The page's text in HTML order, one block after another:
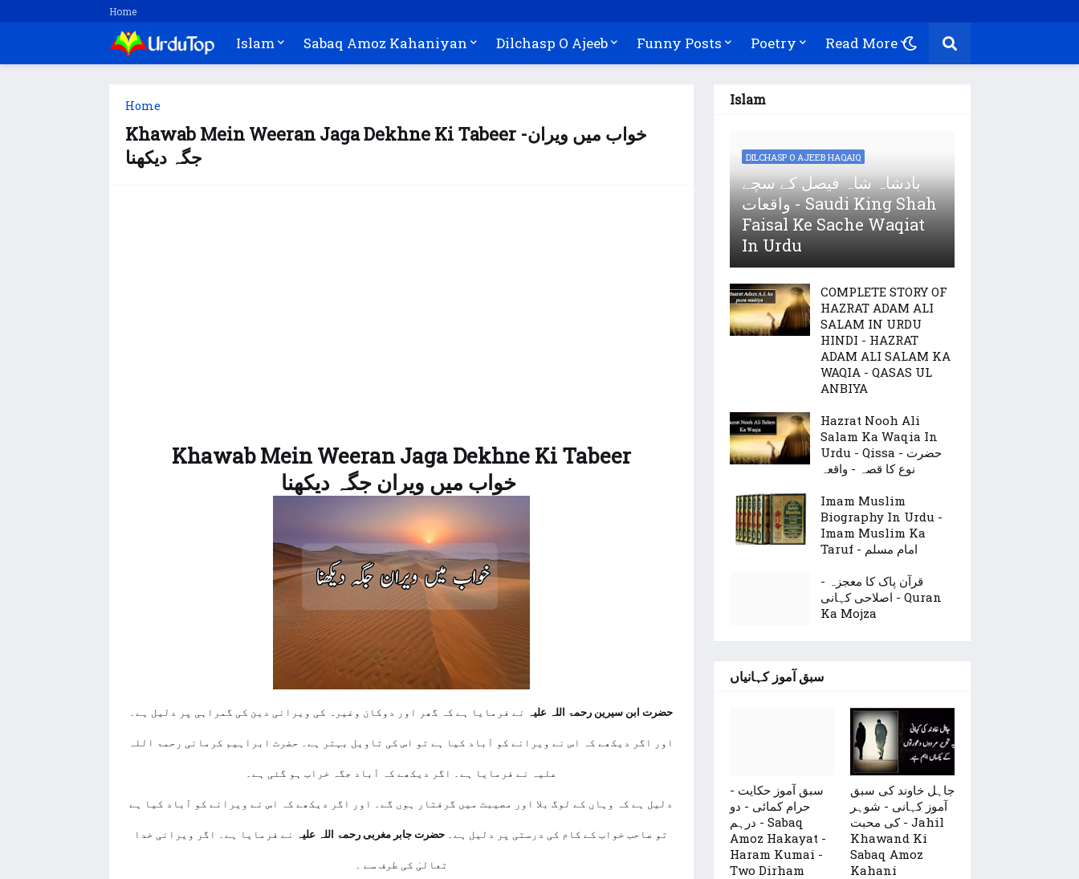
Home
Islam Sabaq Amoz Kahaniyan Dilchasp O Ajeeb Funny Posts Poetry Read More
Home
Khawab Mein Weeran Jaga Dekhne Ki Tabeer -خواب میں ویران
جگہ دیکھنا
Khawab Mein Weeran Jaga Dekhne Ki Tabeer
حضرت ابن سیرین رحمۃ اللہ علیہ نے فرمایا ہے کہ گھر اور دوکان وغیرہ کی ویرانی دین کی گمراہی پر دلیل ہے۔
اور اگر دیکھے کہ اس نے ویرانے کو آباد کیا ہے تو اس کی تاویل بہتر ہے۔ حضرت ابراہیم کرمانی رحمۃ اللہ
علیہ نے فرمایا ہے۔ اگر دیکھے کہ آباد جگہ خراب ہو گئی ہے۔
دلیل ہے کہ وہاں کے لوگ بلا اور مصیبت میں گرفتار ہوں گے۔ اور اگر دیکھے کہ اس نے ویرانے کو آباد کیا ہے
تو صاحب خواب کے کام کی درستی پر دلیل ہے۔ حضرت جابر مغربی رحمۃ اللہ علیہ نے فرمایا ہے۔ اگر ویرانی خدا
تعالیٰ کی طرف سے ۔
Islam
DILCHASP O AJEEB HAQAIQ
بادشاہ شاہ فیصل کے سچے
واقعات - Saudi King Shah
Faisal Ke Sache Waqiat
In Urdu
COMPLETE STORY OF
HAZRAT ADAM ALI
SALAM IN URDU
HINDI - HAZRAT
ADAM ALI SALAM KA
WAQIA - QASAS UL
ANBIYA
Hazrat Nooh Ali
Salam Ka Waqia In
Urdu - Qissa - حضرت
نوع کا قصہ - واقعہ
Imam Muslim
Biography In Urdu -
Imam Muslim Ka
Taruf - امام مسلم
قرآن پاک کا معجزہ -
اصلاحی کہانی - Quran
Ka Mojza
سبق آموز کہانیاں
سبق آموز حکایت -
حرام کمائی - دو
درہم - Sabaq
Amoz Hakayat -
Haram Kumai -
Two Dirham
جاہل خاوند کی سبق
آموز کہانی - شوہر
کی محبت - Jahil
Khawand Ki
Sabaq Amoz
Kahani